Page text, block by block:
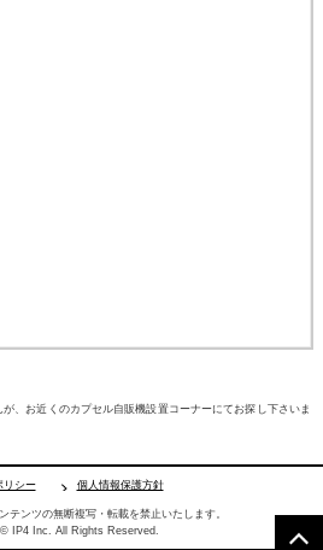
、お近くのカプセル自販機設置コーナーにてお探し下さいま
リシー 個人情報保護方針
テンツの無断複写・転載を禁止いたします。
IP4 Inc. All Rights Reserved.